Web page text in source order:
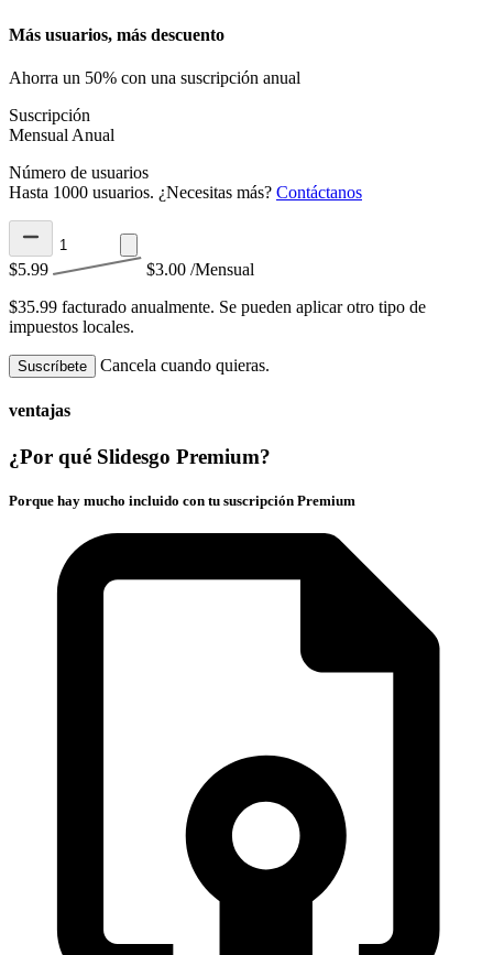
Más usuarios, más descuento
Ahorra un 50% con una suscripción anual
Suscripción
Mensual Anual
Número de usuarios
Hasta 1000 usuarios. ¿Necesitas más? Contáctanos
$5.99 $3.00 /Mensual
$35.99 facturado anualmente. Se pueden aplicar otro tipo de
impuestos locales.
Suscríbete Cancela cuando quieras.
ventajas
¿Por qué Slidesgo Premium?
Porque hay mucho incluido con tu suscripción Premium